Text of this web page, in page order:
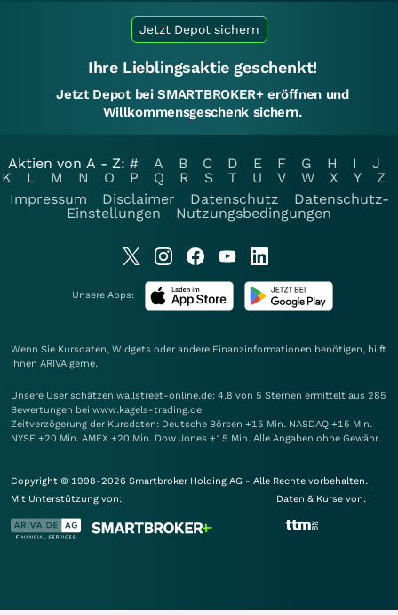
Jetzt Depot sichern
Ihre Lieblingsaktie geschenkt!
Jetzt Depot bei SMARTBROKER+ eröffnen und
Willkommensgeschenk sichern.
Aktien von A - Z: # A B C D E F G H I
J
K
L M N O P Q R S T U V W X Y
Z
Impressum
Disclaimer Datenschutz
Datenschutz-
Einstellungen
Nutzungsbedingungen
Unsere Apps:
Wenn Sie Kursdaten, Widgets oder andere Finanzinformationen benötigen, hilft
Ihnen ARIVA gerne.
Unsere User schätzen wallstreet-online.de: 4.8 von 5 Sternen ermittelt aus 285
Bewertungen bei www.kagels-trading.de
Zeitverzögerung der Kursdaten: Deutsche Börsen +15 Min. NASDAQ +15 Min.
NYSE +20 Min. AMEX +20 Min. Dow Jones +15 Min. Alle Angaben ohne Gewähr.
Copyright © 1998-2026 Smartbroker Holding AG - Alle Rechte vorbehalten.
Mit Unterstützung von:
Daten & Kurse von: